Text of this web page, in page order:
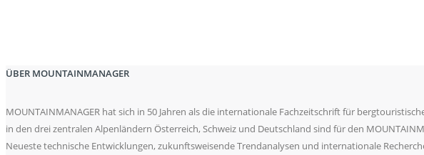
ÜBER MOUNTAINMANAGER
MOUNTAINMANAGER hat sich in 50 Jahren als die internationale Fachzeitschrift für
in den drei zentralen Alpenländern Österreich, Schweiz und Deutschland sind für den
Neueste technische Entwicklungen, zukunftsweisende Trendanalysen und internationale